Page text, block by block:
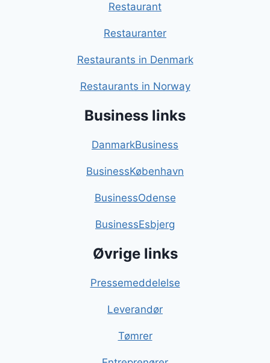
Restaurant
Restauranter
Restaurants in Denmark
Restaurants in Norway
Business links
DanmarkBusiness
BusinessKøbenhavn
BusinessOdense
BusinessEsbjerg
Øvrige links
Pressemeddelelse
Leverandør
Tømrer